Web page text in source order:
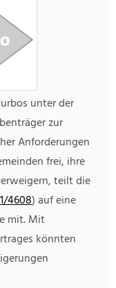
unter der
zur
Anforderungen
frei, ihre
teilt die
4608) auf eine
mit. Mit
könnten